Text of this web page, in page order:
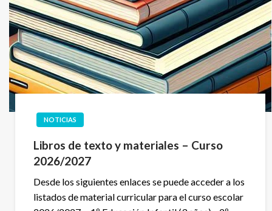
NOTICIAS
Libros de texto y materiales – Curso
2026/2027
Desde los siguientes enlaces se puede acceder a los
listados de material curricular para el curso escolar